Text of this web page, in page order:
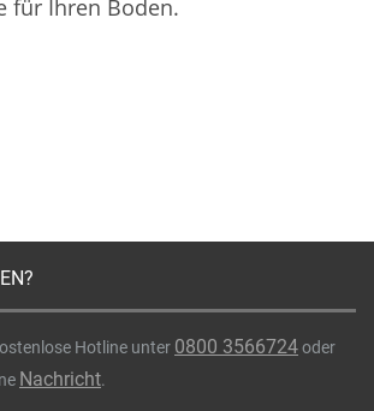
für Ihren Boden.
Hotline unter 0800 3566724oder
Nachricht.